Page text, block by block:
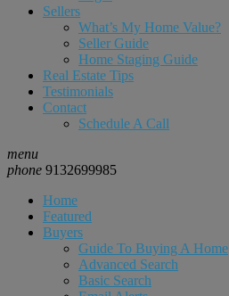
Sellers
What’s My Home Value?
Seller Guide
Home Staging Guide
Real Estate Tips
Testimonials
Contact
Schedule A Call
menu
phone 9132699985
Home
Featured
Buyers
Guide To Buying A Home
Advanced Search
Basic Search